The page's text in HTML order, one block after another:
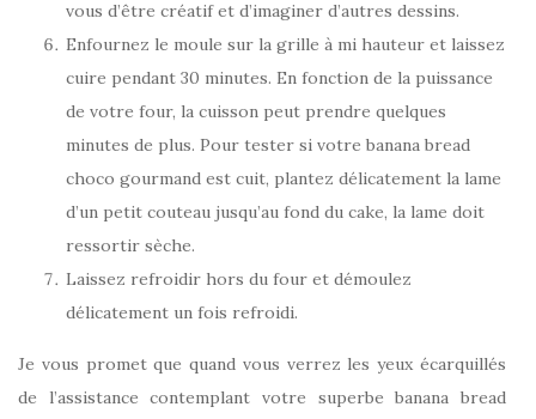
vous d’être créatif et d’imaginer d’autres dessins.
Enfournez le moule sur la grille à mi hauteur et laissez
cuire pendant 30 minutes. En fonction de la puissance
de votre four, la cuisson peut prendre quelques
minutes de plus. Pour tester si votre banana bread
choco gourmand est cuit, plantez délicatement la lame
d’un petit couteau jusqu’au fond du cake, la lame doit
ressortir sèche.
Laissez refroidir hors du four et démoulez
délicatement un fois refroidi.
Je vous promet que quand vous verrez les yeux écarquillés
de l’assistance contemplant votre superbe banana bread